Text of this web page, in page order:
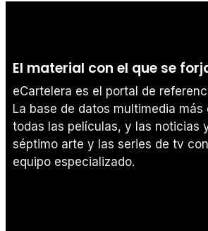
El material con el que se
eCartelera es el portal de
La base de datos multimedia
todas las películas, y las noticias
séptimo arte y las series de tv
equipo especializado.